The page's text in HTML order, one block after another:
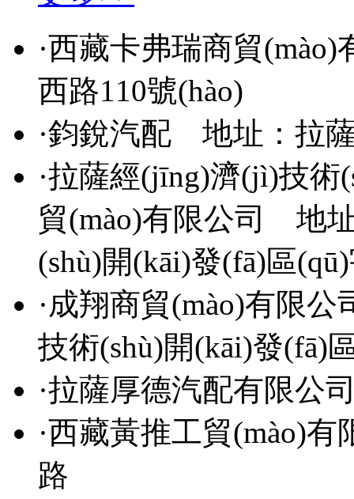
·西藏卡弗瑞商貿(mào)
西路110號(hào)
·鈞銳汽配 地址：拉
·拉薩經(jīng)濟(jì)技術
貿(mào)有限公司
地
(shù)開(kāi)發(fā)區
·成翔商貿(mào)有限公
技術(shù)開(kāi)發(fā)
·拉薩厚德汽配有限公
·西藏黃推工貿(mào)有
路